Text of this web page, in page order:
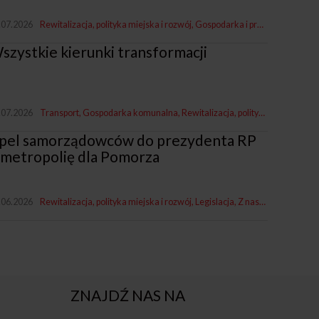
Rewitalizacja, polityka miejska i rozwój Gospodarka i promocja
kierunki transformacji
Transport Gospodarka komunalna Rewitalizacja, polityka miejska i rozwój
samorządowców do prezydenta RP
dla Pomorza
Rewitalizacja, polityka miejska i rozwój Legislacja Z naszych miast
ZNAJDŹ NAS NA